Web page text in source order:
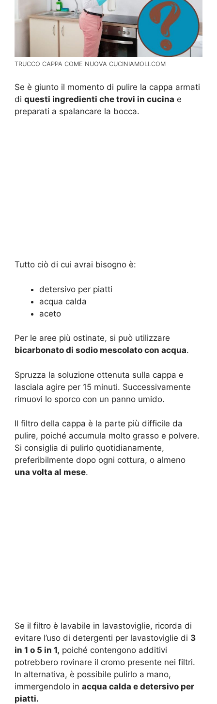
TRUCCO CAPPA COME NUOVA CUCINIAMOLI.COM
Se è giunto il momento di pulire la cappa armati
di questi ingredienti che trovi in cucina e
preparati a spalancare la bocca.
Tutto ciò di cui avrai bisogno è:
detersivo per piatti
acqua calda
aceto
Per le aree più ostinate, si può utilizzare
bicarbonato di sodio mescolato con acqua.
Spruzza la soluzione ottenuta sulla cappa e
lasciala agire per 15 minuti. Successivamente
rimuovi lo sporco con un panno umido.
Il filtro della cappa è la parte più difficile da
pulire, poiché accumula molto grasso e polvere.
Si consiglia di pulirlo quotidianamente,
preferibilmente dopo ogni cottura, o almeno
una volta al mese.
Se il filtro è lavabile in lavastoviglie, ricorda di
evitare l’uso di detergenti per lavastoviglie di 3
in 1 o 5 in 1, poiché contengono additivi
potrebbero rovinare il cromo presente nei filtri.
In alternativa, è possibile pulirlo a mano,
immergendolo in acqua calda e detersivo per
piatti.